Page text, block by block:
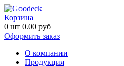
Корзина
0 шт 0.00 руб
Оформить заказ
О компании
Продукция